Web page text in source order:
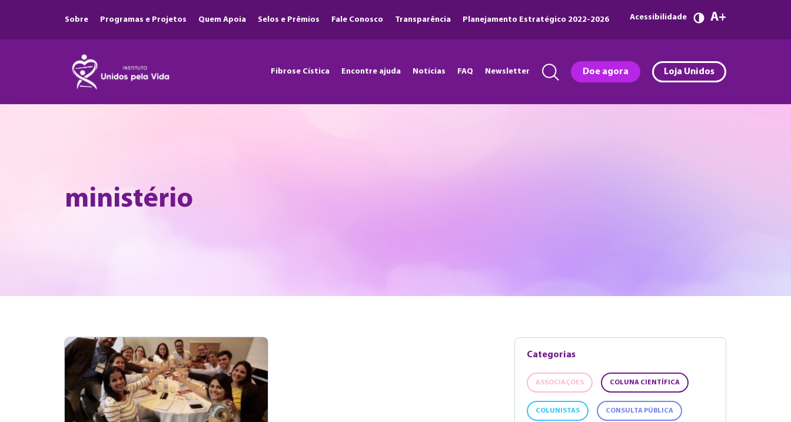
Sobre Programas e Projetos Quem Apoia Selos e Prêmios Fale Conosco Transparência Planejamento Estratégico 2022-2026 Acessibilidade A
Fibrose Cística Encontre ajuda Notícias FAQ Newsletter Doe agora Loja Unidos
ministério
Categorias
ASSOCIAÇÕES COLUNA CIENTÍFICA
COLUNISTAS CONSULTA PÚBLICA